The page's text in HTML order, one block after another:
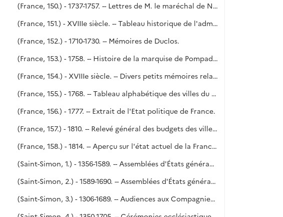
(France, 150.) - 1737-1757. -- Lettres de M. le maréchal de Noailles aux ministres. - Mémoires relatifs à des intérêts particuliers. - Mémoire sur l'étendue de la maîtrise particulière des eaux et forêts de Saint-Germain. - Noailles.
(France, 151.) - XVIIIe siècle. -- Tableau historique de l'administration française vers le milieu du XVIIIe siècle.
(France, 152.) - 1710-1730. -- Mémoires de Duclos.
(France, 153.) - 1758. -- Histoire de la marquise de Pompadour. Traduction de la seconde édition d'une brochure écrite en 1758 et imprimée à Londres chez S. Hooper, en 1759, de la main de M. de la Place, auteur de plusieurs pièces de théâtre. - Retiré du scellé de M. de Marigny du 5 mars 1782, conformément à l'ordre du roy du 4.
(France, 154.) - XVIIIe siècle. -- Divers petits mémoires relatifs aux Parlements et autres juridictions, par N.-L. Le Dran.
(France, 155.) - 1768. -- Tableau alphabétique des villes du Royaume, avec leurs revenus, dépenses et dettes, suivant les états envoyés à Monseigneur le Controlleur général, en exécution de la Déclaration du Roy du 11 février 1764. - Tableau, par généralités, des revenus, dépenses et dettes des hôpitaux du Royaume, suivant les états envoyés à M. le Controlleur général, en exécution de la Déclaration du Roy du 11 février 1764.
(France, 156.) - 1777. -- Extrait de l'Etat politique de France.
(France, 157.) - 1810. -- Relevé général des budgets des villes dont le revenu s'élève à 10.000 francs et au-dessus, arrêtés par le Conseil d'État, et approuvés par Sa Majesté l'empereur et roi.
(France, 158.) - 1814. -- Aperçu sur l'état actuel de la France et sur les principaux moyens d'améliorer sa législation, son agriculture, son commerce et ses finances, par le marquis de Mondénard-Montagu.
(Saint-Simon, 1.) - 1356-1589. -- Assemblées d'États généraux et de Notables à Paris et dans les provinces. - N° 81 de l'Inventaire dressé, après la mort de Saint-Simon, par Me Delaleu, notaire à Paris (1755-1756).
(Saint-Simon, 2.) - 1589-1690. -- Assemblées d'États généraux et de Notables à Paris, dans les provinces et à l'étranger (1589-1626). - Audiences en général, audiences des Ambassadeurs, Nonces, Légats, Cardinaux, Évêques. - Députés du Clergé, des Provinces (1661-1690). - N°s 81 et 91 de l'Inventaire.
(Saint-Simon, 3.) - 1306-1689. -- Audiences aux Compagnies, aux Députez des États généraux. - Visittes (1610-1689). - Carrousels, tournois (1306-1662). - N°s 83 et 77 de l'Inventaire.